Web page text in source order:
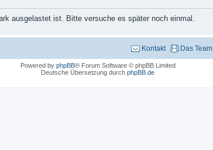
ausgelastet ist. Bitte versuche es später noch einmal.
Das Team
Kontakt
Powered by phpBB® Forum Software © phpBB Limited
Deutsche Übersetzung durch phpBB.de